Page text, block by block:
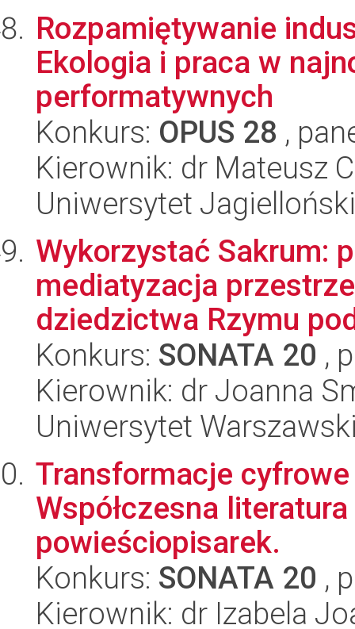
Rozpamiętywanie
Ekologia i praca w
performatywnych
Konkurs: OPUS 28 ,
Kierownik: dr Mateusz
Uniwersytet Jagielloński
Wykorzystać Sakrum:
mediatyzacja
dziedzictwa Rzymu
Konkurs: SONATA 20 ,
Kierownik: dr Joanna
Uniwersytet
Transformacje
Współczesna
powieściopisarek.
Konkurs: SONATA 20 ,
Kierownik: dr Izabela